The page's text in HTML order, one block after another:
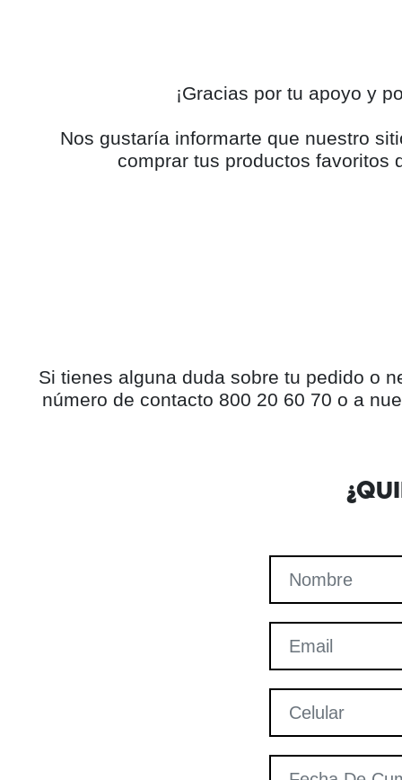
¡Gracias por tu apoyo y
Nos gustaría informarte que nuestro
comprar tus productos favoritos
Si tienes alguna duda sobre tu pedido o
número de contacto 800 20 60 70 o a